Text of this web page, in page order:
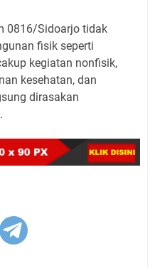
0816/Sidoarjo tidak
fisik seperti
kegiatan nonfisik,
kesehatan, dan
dirasakan